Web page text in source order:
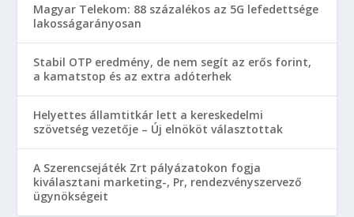
Magyar Telekom: 88 százalékos az 5G lefedettsége
lakosságarányosan
Stabil OTP eredmény, de nem segít az erős forint,
a kamatstop és az extra adóterhek
Helyettes államtitkár lett a kereskedelmi
szövetség vezetője – Új elnököt választottak
A Szerencsejáték Zrt pályázatokon fogja
kiválasztani marketing-, Pr, rendezvényszervező
ügynökségeit